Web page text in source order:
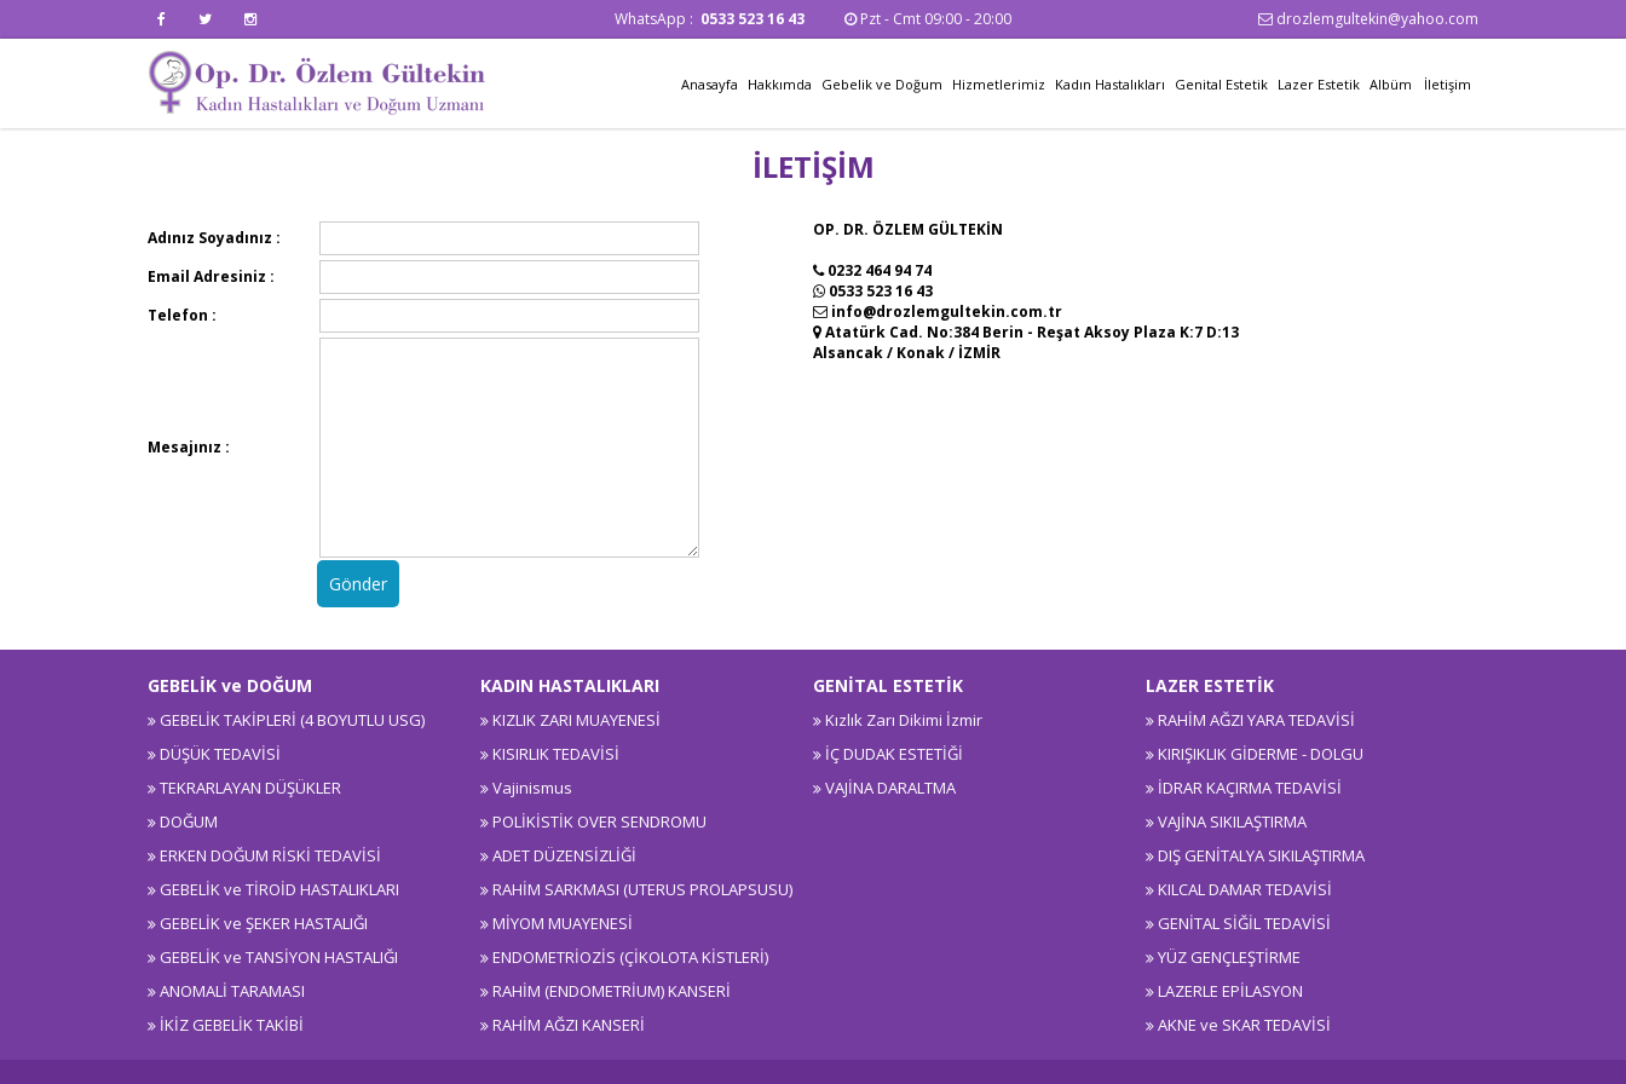
WhatsApp : 0533 523 16 43 Pzt - Cmt 09:00 - 20:00 drozlemgultekin@yahoo.com
Anasayfa Hakkımda Gebelik ve Doğum Hizmetlerimiz Kadın Hastalıkları Genital Estetik Lazer Estetik Albüm İletişim
İLETİŞİM
Adınız Soyadınız :
Email Adresiniz :
Telefon :
Mesajınız :
Gönder
OP. DR. ÖZLEM GÜLTEKİN
0232 464 94 74
0533 523 16 43
info@drozlemgultekin.com.tr
Atatürk Cad. No:384 Berin - Reşat Aksoy Plaza K:7 D:13
Alsancak / Konak / İZMİR
GEBELİK ve DOĞUM
GEBELİK TAKİPLERİ (4 BOYUTLU USG)
DÜŞÜK TEDAVİSİ
TEKRARLAYAN DÜŞÜKLER
DOĞUM
ERKEN DOĞUM RİSKİ TEDAVİSİ
GEBELİK ve TİROİD HASTALIKLARI
GEBELİK ve ŞEKER HASTALIĞI
GEBELİK ve TANSİYON HASTALIĞI
ANOMALİ TARAMASI
İKİZ GEBELİK TAKİBİ
KADIN HASTALIKLARI
KIZLIK ZARI MUAYENESİ
KISIRLIK TEDAVİSİ
Vajinismus
POLİKİSTİK OVER SENDROMU
ADET DÜZENSİZLİĞİ
RAHİM SARKMASI (UTERUS PROLAPSUSU)
MİYOM MUAYENESİ
ENDOMETRİOZİS (ÇİKOLOTA KİSTLERİ)
RAHİM (ENDOMETRİUM) KANSERİ
RAHİM AĞZI KANSERİ
GENİTAL ESTETİK
Kızlık Zarı Dikimi İzmir
İÇ DUDAK ESTETİĞİ
VAJİNA DARALTMA
LAZER ESTETİK
RAHİM AĞZI YARA TEDAVİSİ
KIRIŞIKLIK GİDERME - DOLGU
İDRAR KAÇIRMA TEDAVİSİ
VAJİNA SIKILAŞTIRMA
DIŞ GENİTALYA SIKILAŞTIRMA
KILCAL DAMAR TEDAVİSİ
GENİTAL SİĞİL TEDAVİSİ
YÜZ GENÇLEŞTİRME
LAZERLE EPİLASYON
AKNE ve SKAR TEDAVİSİ